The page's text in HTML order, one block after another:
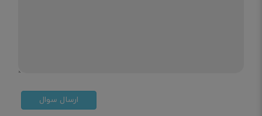
ارسال سوال